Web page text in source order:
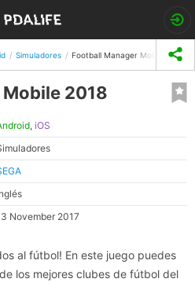
Simuladores Football Manager Mobile 2018
2018
, iOS
November 2017
al fútbol! En este juego puedes
los mejores clubes de fútbol del